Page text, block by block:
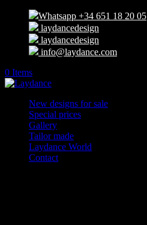
Whatsapp +34 651 18 20 05
laydancedesign
laydancedesign
info@laydance.com
0 Items
New designs for sale
Special prices
Gallery
Tailor made
Laydance World
Contact